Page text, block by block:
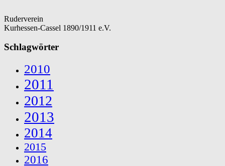
Ruderverein
Kurhessen-Cassel 1890/1911 e.V.
Schlagwörter
2010
2011
2012
2013
2014
2015
2016